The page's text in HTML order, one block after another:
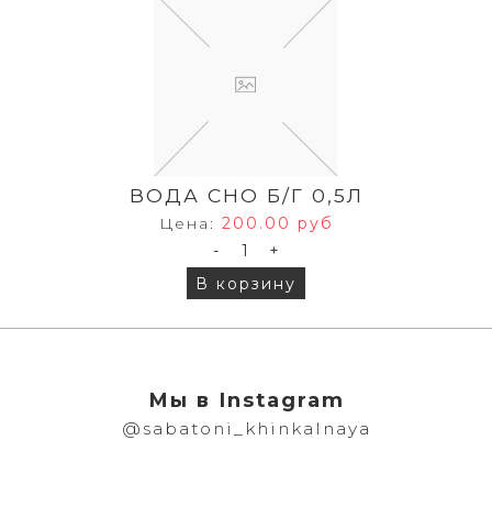
ВОДА СНО Б/Г 0,5Л
Цена: 200.00 руб
-
+
В корзину
Мы в Instagram
@sabatoni_khinkalnaya